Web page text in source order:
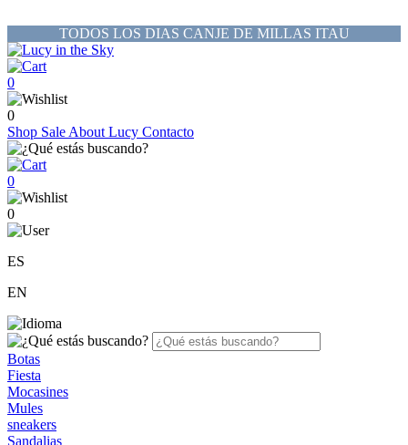
TODOS LOS DIAS CANJE DE MILLAS ITAU
0
0
Shop Sale About Lucy Contacto
0
0
ES
EN
Botas
Fiesta
Mocasines
Mules
sneakers
Sandalias